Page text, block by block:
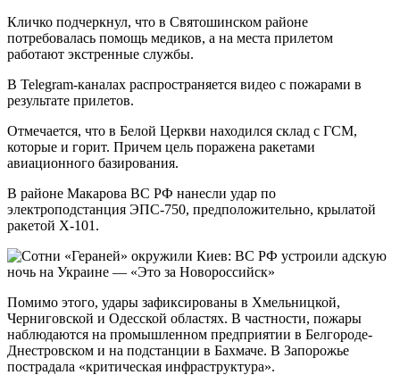
Кличко подчеркнул, что в Святошинском районе
потребовалась помощь медиков, а на места прилетом
работают экстренные службы.
В Telegram-каналах распространяется видео с пожарами в
результате прилетов.
Отмечается, что в Белой Церкви находился склад с ГСМ,
которые и горит. Причем цель поражена ракетами
авиационного базирования.
В районе Макарова ВС РФ нанесли удар по
электроподстанция ЭПС-750, предположительно, крылатой
ракетой Х-101.
Помимо этого, удары зафиксированы в Хмельницкой,
Черниговской и Одесской областях. В частности, пожары
наблюдаются на промышленном предприятии в Белгороде-
Днестровском и на подстанции в Бахмаче. В Запорожье
пострадала «критическая инфраструктура».